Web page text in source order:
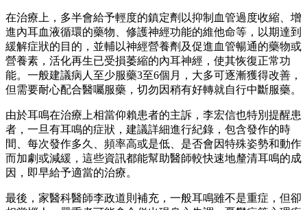
在治療上，多半會給予輕度的鎮定劑以抑制血管過度收縮、增
進內耳血液循環的藥物、修護神經功能的維他命等，以期達到
緩解症狀的目的，並輔以神經營養劑及促進血管暢通的藥物或
營養素，活化再生已受損萎縮的內耳神經，使其恢復正常功
能。一般建議病人至少服藥3至6個月，大多可逐漸獲得改善，
但需要耐心配合醫囑服藥，切勿因稍有好轉就自行中斷服藥。
由於耳鳴在治療上相當仰賴患者的主訴，李宏信也特別提醒患
者，一旦有耳鳴的症狀，建議詳細進行紀錄，包含發作的時
間、每次發作多久、頻率高或是低、是否會因特殊姿勢和動作
而加劇或減緩，這些資訊都能幫助醫師較快速地釐清耳鳴的成
因，即早給予適當的治療。
最後，家醫科醫師李政道則補充，一般耳鳴雖不是重症，但卻